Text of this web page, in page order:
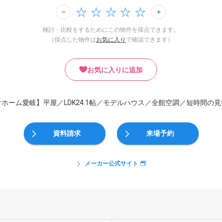
検討・比較をするためにこの物件を採点できます。
（採点した物件はお気に入り で確認できます）
お気に入りに追加
ーム愛岐】平屋／LDK24.1帖／モデルハウス／全館空調／短時間の
資料請求 来場予約
メーカー公式サイト